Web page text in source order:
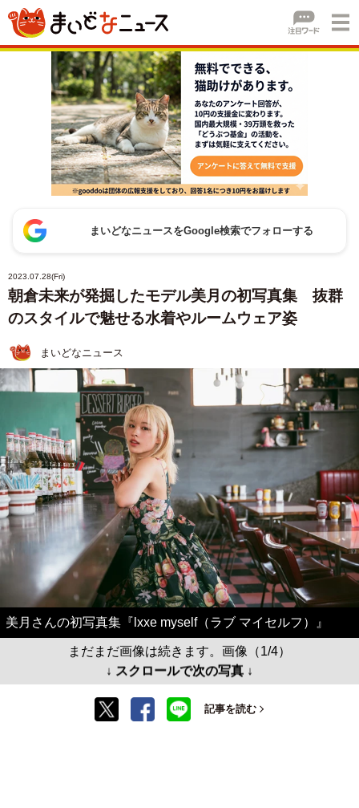
まいどなニュースをGoogle検索でフォローする
2023.07.28(Fri)
朝倉未来が発掘したモデル美月の初写真集 抜群
のスタイルで魅せる水着やルームウェア姿
まいどなニュース
美月さんの初写真集『lxxe myself（ラブ マイセルフ）』
まだまだ画像は続きます。画像（1/4）
↓ スクロールで次の写真 ↓
記事を読む